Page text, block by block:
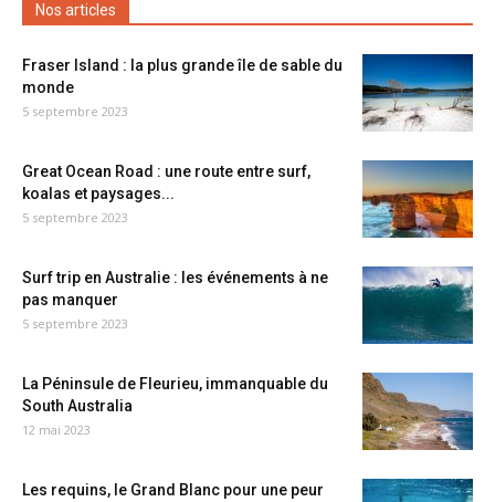
Nos articles
Fraser Island : la plus grande île de sable du
monde
5 septembre 2023
Great Ocean Road : une route entre surf,
koalas et paysages...
5 septembre 2023
Surf trip en Australie : les événements à ne
pas manquer
5 septembre 2023
La Péninsule de Fleurieu, immanquable du
South Australia
12 mai 2023
Les requins, le Grand Blanc pour une peur